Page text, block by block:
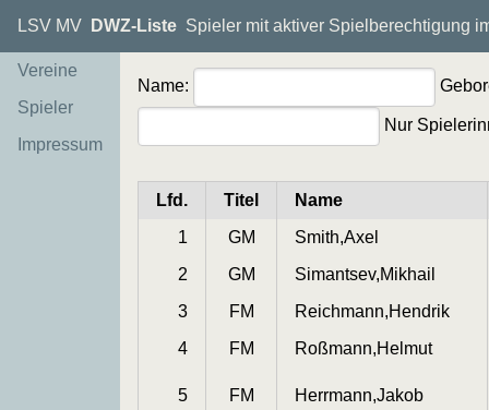
LSV MV DWZ-Liste Spieler mit aktiver Spielberechtigung
Vereine
Spieler
Impressum
Name:
Nur
Lfd. Titel
Name
1
GM
Smith,Axel
2
GM
Simantsev,Mikhail
3
FM
Reichmann,Hendrik
4
FM Roßmann,Helmut
5 FM Herrmann,Jakob